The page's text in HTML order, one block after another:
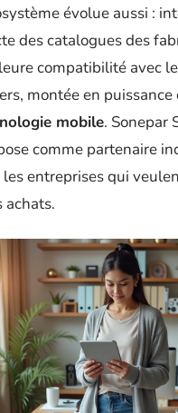
évolue aussi :
des catalogues des
compatibilité avec
montée en puissance
mobile. Sonepar
comme partenaire
les entreprises qui
achats.